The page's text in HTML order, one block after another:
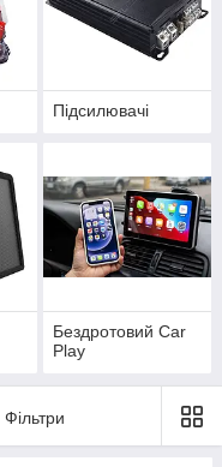
Підсилювачі
Бездротовий Car
Play
Фільтри